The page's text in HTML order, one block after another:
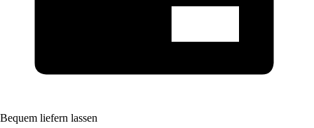
Bequem liefern lassen